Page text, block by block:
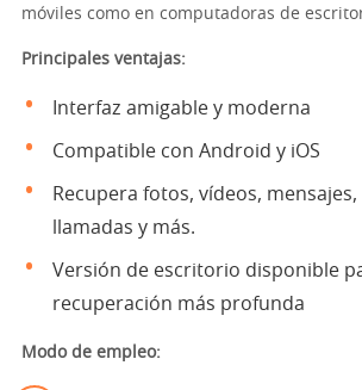
móviles como en computadoras de
Principales ventajas:
Interfaz amigable y moderna
Compatible con Android y iOS
Recupera fotos, vídeos,
llamadas y más.
Versión de escritorio disponible
recuperación más profunda
Modo de empleo: